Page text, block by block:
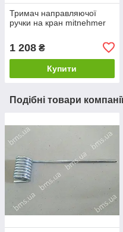
Тримач направляючої
ручки на кран mitnehmer
1 208 ₴
Купити
Подібні товари